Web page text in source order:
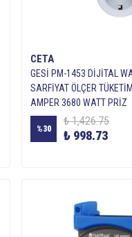
CETA
GESİ PM-1453 DİJİTAL
SARFİYAT ÖLÇER
AMPER 3680 WATT PRİZ
%30
₺ 1,426.75
₺ 998.73